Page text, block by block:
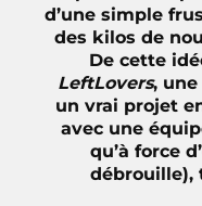
d’une simple
des kilos de
De cette
LeftLovers,
un vrai projet
avec une
qu’à force
débrouille),